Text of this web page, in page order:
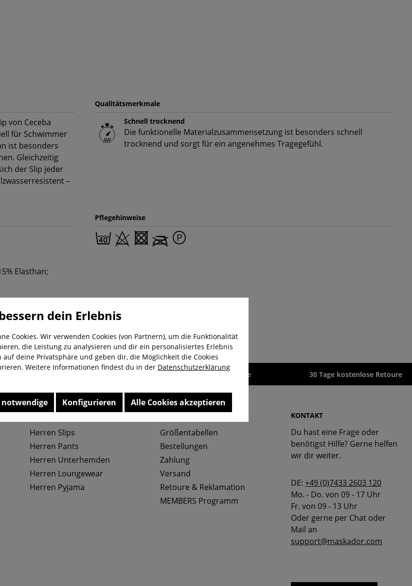
von Ceceba
für Schwimmer
ist besonders
Gleichzeitig
der Slip jeder
–
Qualitätsmerkmale
Schnell trocknend
Die funktionelle Materialzusammensetzung ist besonders schnell
trocknend und sorgt für ein angenehmes Tragegefühl.
Elasthan;
Pflegehinweise
Lieferzeit 1-3 Werktage 30 Tage kostenlose Retoure
Top Kategorien
Herren Slips
Herren Pants
Herren Unterhemden
Herren Loungewear
Herren Pyjama
Service & FAQ
Größentabellen
Bestellungen
Zahlung
Versand
Retoure & Reklamation
MEMBERS Programm
KONTAKT
Du hast eine Frage oder
benötigst Hilfe? Gerne helfen
wir dir weiter.
DE:+49 (0)7433 2603 120
Mo. - Do. von 09 - 17 Uhr
Fr. von 09 - 13 Uhr
Oder gerne per Chat oder
Mail an
support@maskador.com
dein Erlebnis
Cookies. Wir verwenden Cookies (von Partnern), um die Funktionalität
die Leistung zu analysieren und dir ein personalisiertes Erlebnis
deine Privatsphäre und geben dir, die Möglichkeit die Cookies
Weitere Informationen findest du in der Datenschutzerklärung
Konfigurieren Alle Cookies akzeptieren